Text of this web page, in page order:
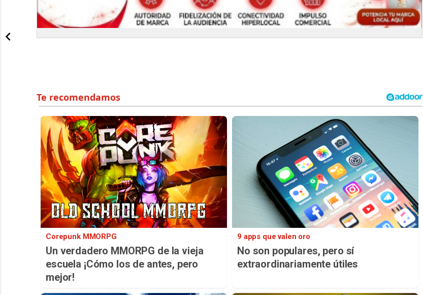
Corepunk MMORPG
Un verdadero MMORPG de la vieja
escuela ¡Cómo los de antes, pero
mejor!
9 apps que valen oro
No son populares, pero sí
extraordinariamente útiles